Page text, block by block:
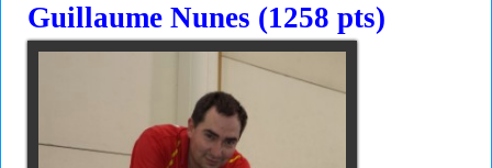
Guillaume Nunes (1258 pts)